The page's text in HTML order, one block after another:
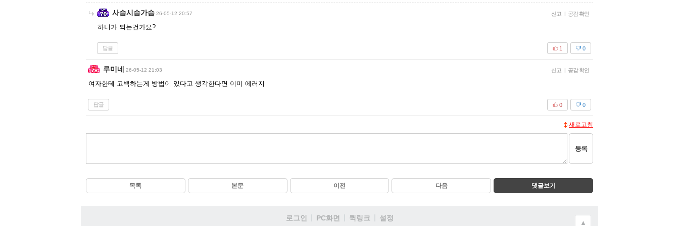
사슴시슴가슴 26-05-12 20:57 신고 | 공감 확인
하니가 되는건가요?
답글 0
1
루미네 26-05-12 21:03 신고 | 공감 확인
여자한테 고백하는게 방법이 있다고 생각한다면 이미 에러지
답글 0
0
새로고침
등록
목록 본문 이전 다음 댓글보기
로그인 PC화면 퀵링크 설정
▲